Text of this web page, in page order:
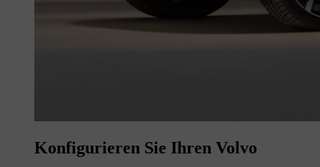
Konfigurieren Sie Ihren Volvo